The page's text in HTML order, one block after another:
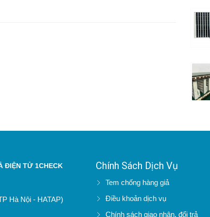
ĐIỆN TỬ 1CHECK
Hà Nội - HATAP)
Chính Sách Dịch Vụ
Tem chống hàng giả
Điều khoản dịch vụ
Chính sách giao nhận, đổi trả